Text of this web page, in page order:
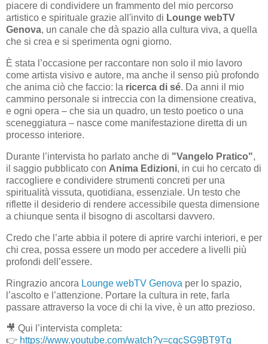
piacere di condividere un frammento del mio percorso
artistico e spirituale grazie all'invito di Lounge webTV
Genova, un canale che dà spazio alla cultura viva, a quella
che si crea e si sperimenta ogni giorno.
È stata l’occasione per raccontare non solo il mio lavoro
come artista visivo e autore, ma anche il senso più profondo
che anima ciò che faccio: la ricerca di sé. Da anni il mio
cammino personale si intreccia con la dimensione creativa,
e ogni opera – che sia un quadro, un testo poetico o una
sceneggiatura – nasce come manifestazione diretta di un
processo interiore.
Durante l’intervista ho parlato anche di "Vangelo Pratico",
il saggio pubblicato con Anima Edizioni, in cui ho cercato di
raccogliere e condividere strumenti concreti per una
spiritualità vissuta, quotidiana, essenziale. Un testo che
riflette il desiderio di rendere accessibile questa dimensione
a chiunque senta il bisogno di ascoltarsi davvero.
Credo che l’arte abbia il potere di aprire varchi interiori, e per
chi crea, possa essere un modo per accedere a livelli più
profondi dell’essere.
Ringrazio ancora Lounge webTV Genova per lo spazio,
l’ascolto e l’attenzione. Portare la cultura in rete, farla
passare attraverso la voce di chi la vive, è un atto prezioso.
🎥 Qui l’intervista completa:
👉 https://www.youtube.com/watch?v=cqcSG9BT9Tg